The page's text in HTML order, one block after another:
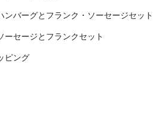
ンバーグとフランク・ソーセージセット
ーセージとフランクセット
ピング